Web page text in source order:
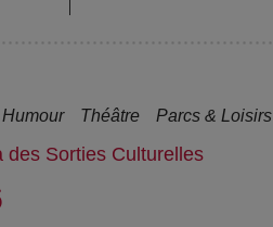
Humour Théâtre Parcs & Loisirs
des Sorties Culturelles